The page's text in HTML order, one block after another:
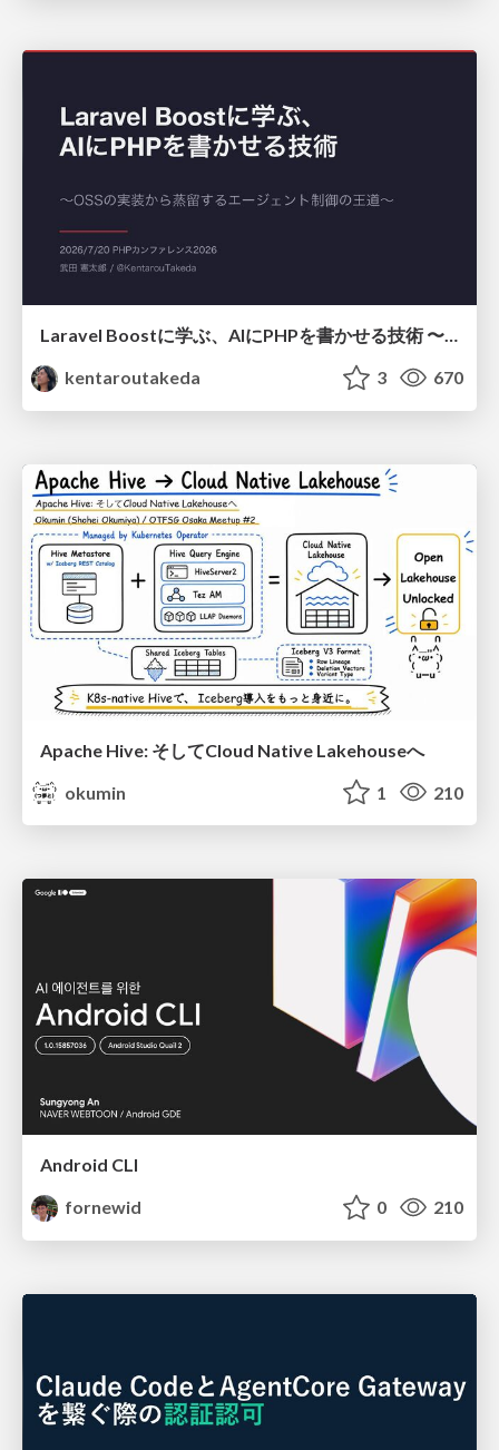
Laravel Boostに学ぶ、AIにPHPを書かせる技術 〜OSSの実装から蒸留するエージェント制御の王道〜
kentaroutakeda
3 670
Apache Hive: そしてCloud Native Lakehouseへ
okumin
1 210
Android CLI
fornewid
0 210